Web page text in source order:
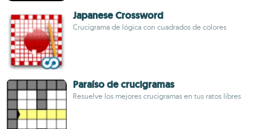
Japanese Crossword
Crucigrama de lógica con cuadrados de colores
Paraíso de crucigramas
Resuelve los mejores crucigramas en tus ratos libres